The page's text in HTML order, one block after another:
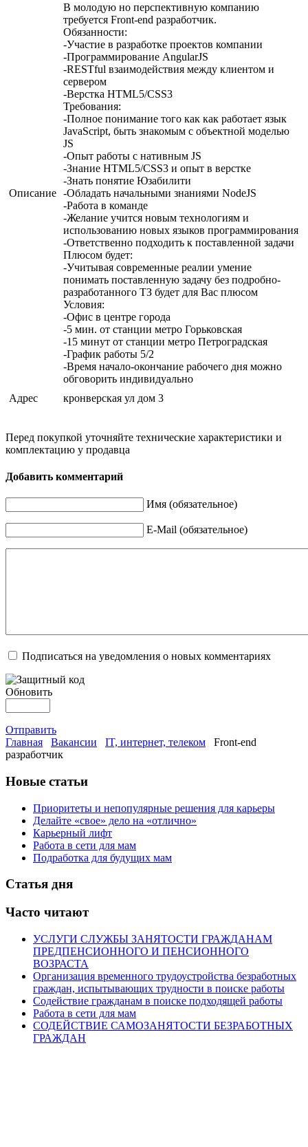
Описание
В молодую но перспективную компанию
требуется Front-end разработчик.
Обязанности:
-Участие в разработке проектов компании
-Программирование AngularJS
-RESTful взаимодействия между клиентом и
сервером
-Верстка HTML5/CSS3
Требования:
-Полное понимание того как как работает язык
JavaScript, быть знакомым с объектной моделью
JS
-Опыт работы с нативным JS
-Знание HTML5/CSS3 и опыт в верстке
-Знать понятие Юзабилити
-Обладать начальными знаниями NodeJS
-Работа в команде
-Желание учится новым технологиям и
использованию новых языков программирования
-Ответственно подходить к поставленной задачи
Плюсом будет:
-Учитывая современные реалии умение
понимать поставленную задачу без подробно-
разработанного ТЗ будет для Вас плюсом
Условия:
-Офис в центре города
-5 мин. от станции метро Горьковская
-15 минут от станции метро Петроградская
-График работы 5/2
-Время начало-окончание рабочего дня можно
обговорить индивидуально
Адрес
кронверская ул дом 3
Перед покупкой уточняйте технические характеристики и
комплектацию у продавца
Добавить комментарий
Имя (обязательное)
E-Mail (обязательное)
Подписаться на уведомления о новых комментариях
Обновить
Отправить
Главная
Вакансии IT, интернет, телеком
Front-end
разработчик
Новые статьи
Приоритеты и непопулярные решения для карьеры
Делайте «свое» дело на «отлично»
Карьерный лифт
Работа в сети для мам
Подработка для будущих мам
Статья дня
Часто читают
УСЛУГИ СЛУЖБЫ ЗАНЯТОСТИ ГРАЖДАНАМ
ПРЕДПЕНСИОННОГО И ПЕНСИОННОГО
ВОЗРАСТА
Организация временного трудоустройства безработных
граждан, испытывающих трудности в поиске работы
Содействие гражданам в поиске подходящей работы
Работа в сети для мам
СОДЕЙСТВИЕ САМОЗАНЯТОСТИ БЕЗРАБОТНЫХ
ГРАЖДАН